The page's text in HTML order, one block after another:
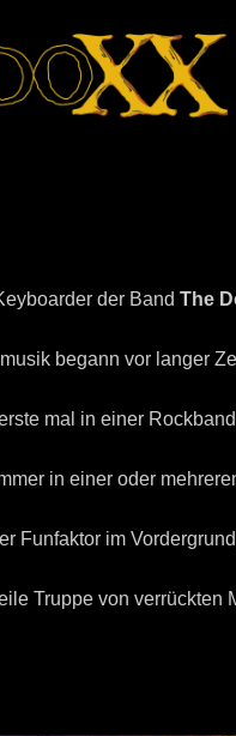
der BandThe
begann vor langer
mal in einer
in einer oder
Funfaktor im
Truppe von verrückten